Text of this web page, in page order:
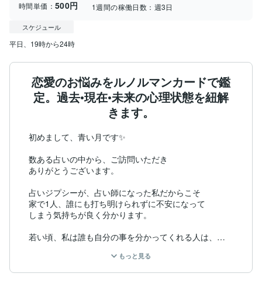
時間単価： 500円 1週間の稼働日数： 週3日
スケジュール
平日、19時から24時
恋愛のお悩みをルノルマンカードで鑑
定。過去•現在•未来の心理状態を紐解
きます。
初めまして、青い月です✨
数ある占いの中から、ご訪問いただき
ありがとうございます。
占いジプシーが、占い師になった私だからこそ
家で1人、誰にも打ち明けられずに不安になって
しまう気持ちが良く分かります。
若い頃、私は誰も自分の事を分かってくれる人は、
でもそれは、自分なりの言葉でもよいから相手に
伝えるという事をしなかったからです。
もっと見る